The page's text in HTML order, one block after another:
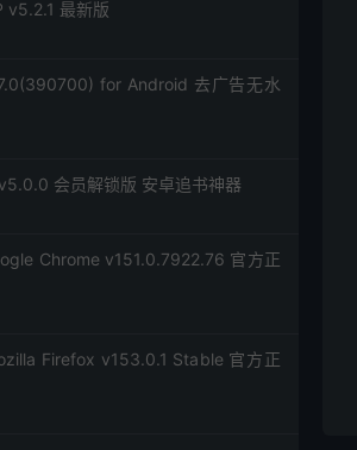
v5.2.1 最新版
for Android 去广告无水
会员解锁版 安卓追书神器
Chrome v151.0.7922.76 官方正
Firefox v153.0.1 Stable 官方正